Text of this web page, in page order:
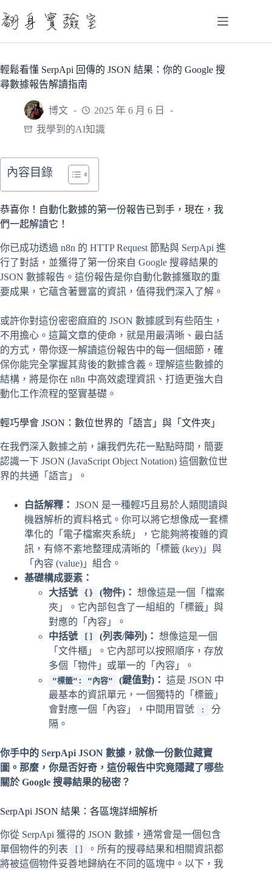
至
內
容
輕鬆看懂 SerpApi 回傳的 JSON 結果：你的 Google 搜
尋數據報告解讀指南
博文
2025 年 6 月 6 日
我學到的AI知識
內容目錄
恭喜你！自動化數據的第一份報告已到手，現在，我
們一起解讀它！
你已成功透過 n8n 的 HTTP Request 節點與 SerpApi 進
行了對話，並獲得了第一份來自 Google 搜尋結果的
JSON 數據報告。這份報告是你自動化數據獲取的重
要成果，它蘊含著豐富的資訊，值得我們深入了解。
或許你對這份密密麻麻的 JSON 數據感到有些陌生，
不用擔心。這篇文章的使命，就是用最清晰、最白話
的方式，帶你逐一解讀這份報告中的每一個細節，確
保你能完全掌握其背後的數據含義。理解這些數據的
結構，將是你在 n8n 中高效處理資訊、打造更強大自
動化工作流程的堅實基礎。
輕巧學會 JSON：數位世界的「語言」與「文件夾」
在我們深入數據之前，讓我們先花一點點時間，簡要
認識一下 JSON (JavaScript Object Notation) 這個數位世
界的共通「語言」。
白話解釋： JSON 是一種輕巧且易於人類閱讀與
機器解析的資料格式。你可以將它想像成一套標
準化的「電子檔案夾系統」，它能夠將複雜的資
訊，有條不紊地整理成清晰的「標籤 (key)」與
「內容 (value)」組合。
基礎構成要素：
大括號
{} (物件)： 想像這是一個「檔案
夾」。它內部包含了一組組的「標籤」與
對應的「內容」。
中括號
[] (列表/陣列)： 想像這是一個
「文件櫃」。它內部可以按照順序，存放
多個「物件」或單一的「內容」。
"標籤": "內容" (鍵值對)： 這是 JSON 中
最基本的資訊單元，一個獨特的「標籤」
會對應一個「內容」，中間用冒號
:
分
隔。
你手中的 SerpApi JSON 數據，就像一份數位藏寶
圖。那麼，你是否好奇，這份報告中究竟隱藏了哪些
關於 Google 搜尋結果的秘密？
SerpApi JSON 結果：各區塊詳細解析
你從 SerpApi 獲得的 JSON 數據，通常會是一個包含
單個物件的列表
。所有的搜尋結果和相關資訊都
將被這個物件妥善地歸納在不同的區塊中。以下，我